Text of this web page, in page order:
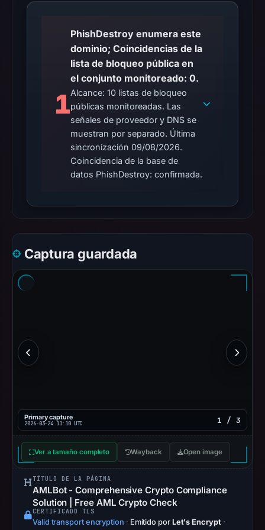
1
PhishDestroy enumera este
dominio; Coincidencias de la
lista de bloqueo pública en
el conjunto monitoreado: 0.
Alcance: 10 listas de bloqueo
públicas monitoreadas. Las
señales de proveedor y DNS se
muestran por separado. Última
sincronización 09/08/2026.
Coincidencia de la base de
datos PhishDestroy: confirmada.
Captura guardada
Primary capture
2026-03-24 11:10 UTC 1 / 3
Ver a tamaño completo Wayback Open image
TÍTULO DE LA PÁGINA
AMLBot - Comprehensive Crypto Compliance
Solution | Free AML Crypto Check
CERTIFICADO TLS
Valid transport encryption · Emitido por Let's Encrypt ·